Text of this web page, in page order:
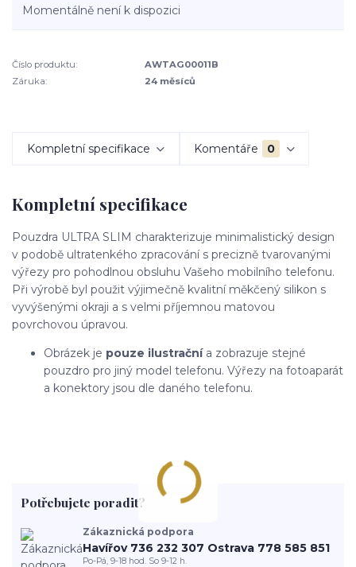
Momentálně není k dispozici
Číslo produktu:
AWTAG00011B
Záruka:
24 měsíců
Kompletní specifikace Komentáře 0
Kompletní specifikace
Pouzdra ULTRA SLIM charakterizuje minimalistický design
v podobě ultratenkého zpracování s precizně tvarovanými
výřezy pro pohodlnou obsluhu Vašeho mobilního telefonu.
Při výrobě byl použit výjimečně kvalitní měkčený silikon s
vyvýšenými okraji a s velmi příjemnou matovou
povrchovou úpravou.
Obrázek je pouze ilustrační a zobrazuje stejné
pouzdro pro jiný model telefonu. Výřezy na fotoaparát
a konektory jsou dle daného telefonu.
Potřebujete poradit?
Zákaznická podpora
Havířov 736 232 307 Ostrava 778 585 851
Po-Pá, 9-18 hod. So 9-12 h.